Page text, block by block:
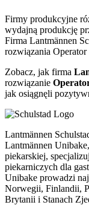
Firmy produkcyjne
wydajną produkcję
Firma Lantmännen
rozwiązania
Zobacz, jak firma
rozwiązanie
jak osiągnęli
Lantmännen
Lantmännen
piekarskiej,
piekarniczych dla
Unibake prowadzi
Norwegii, Finlandii,
Brytanii i Stanach